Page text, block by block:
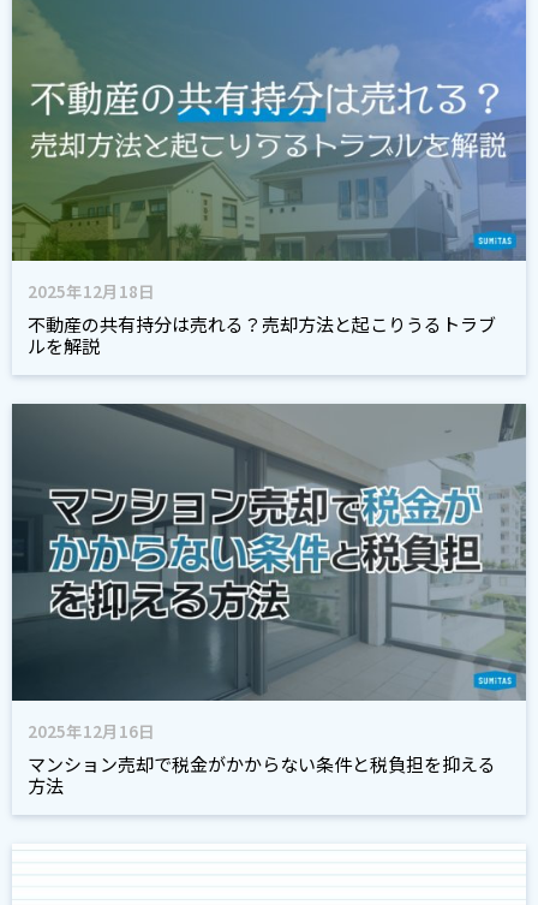
2025年12月18日
不動産の共有持分は売れる？売却方法と起こりうるトラブ
ルを解説
2025年12月16日
マンション売却で税金がかからない条件と税負担を抑える
方法